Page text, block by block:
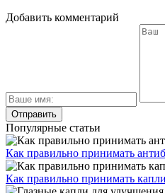
Добавить комментарий
Популярные статьи
Как правильно принимать
Как правильно принимать